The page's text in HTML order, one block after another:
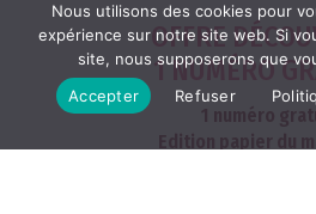
OFFRE
1 NUMÉRO
1 numéro
Edition papier du
Nous utilisons des cookies pour
expérience sur notre site web. Si
site, nous supposerons que
Accepter
Refuser